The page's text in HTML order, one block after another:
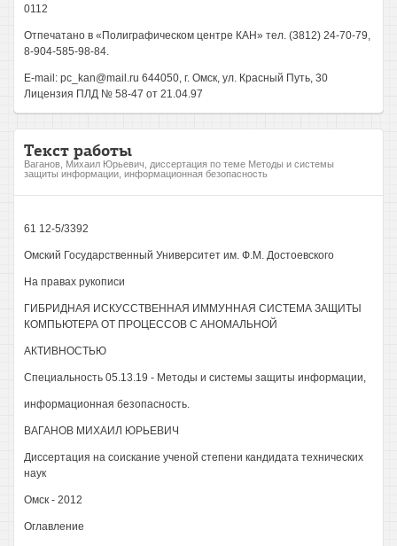
0112
Отпечатано в «Полиграфическом центре КАН» тел. (3812) 24-70-79,
8-904-585-98-84.
E-mail: pc_kan@mail.ru 644050, г. Омск, ул. Красный Путь, 30
Лицензия ПЛД № 58-47 от 21.04.97
Текст работы
Ваганов, Михаил Юрьевич, диссертация по теме Методы и системы
защиты информации, информационная безопасность
61 12-5/3392
Омский Государственный Университет им. Ф.М. Достоевского
На правах рукописи
ГИБРИДНАЯ ИСКУССТВЕННАЯ ИММУННАЯ СИСТЕМА ЗАЩИТЫ
КОМПЬЮТЕРА ОТ ПРОЦЕССОВ С АНОМАЛЬНОЙ
АКТИВНОСТЬЮ
Специальность 05.13.19 - Методы и системы защиты информации,
информационная безопасность.
ВАГАНОВ МИХАИЛ ЮРЬЕВИЧ
Диссертация на соискание ученой степени кандидата технических
наук
Омск - 2012
Оглавление